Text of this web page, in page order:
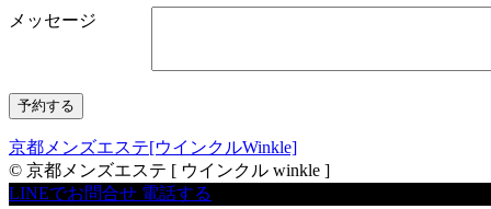
メッセージ
京都メンズエステ[ウインクルWinkle]
© 京都メンズエステ [ ウインクル winkle ]
LINEでお問合せ 電話する